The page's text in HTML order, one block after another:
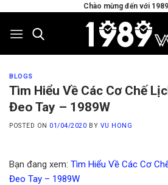
content
Chào mừng đến với
BLOGS
Tìm Hiểu Về Các Cơ Chế
Đeo Tay – 1989W
POSTED ON 01/04/2020 BY VU HONG
Bạn đang xem: Tìm Hiểu Về Các Cơ
Đeo Tay – 1989W